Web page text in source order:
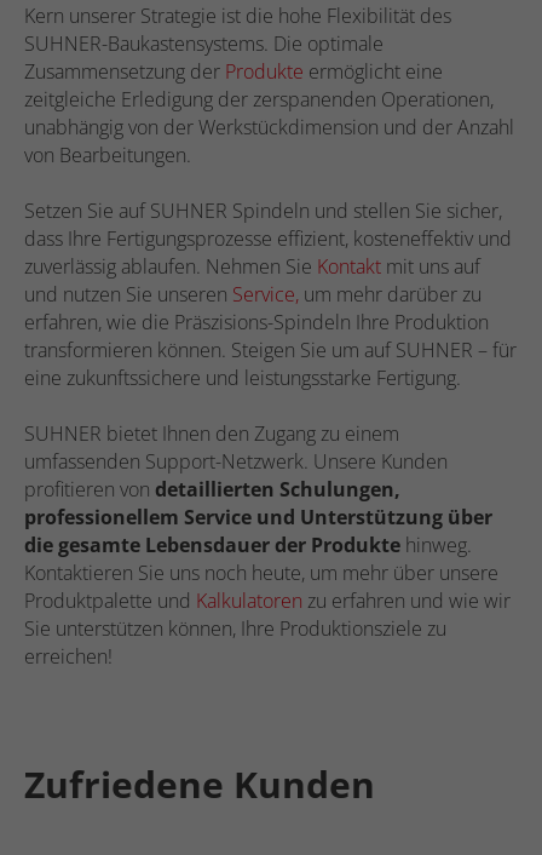
Kern unserer Strategie ist die hohe Flexibilität des
SUHNER-Baukastensystems. Die optimale
Zusammensetzung der Produkte ermöglicht eine
zeitgleiche Erledigung der zerspanenden Operationen,
unabhängig von der Werkstückdimension und der Anzahl
von Bearbeitungen.
Setzen Sie auf SUHNER Spindeln und stellen Sie sicher,
dass Ihre Fertigungsprozesse effizient, kosteneffektiv und
zuverlässig ablaufen. Nehmen Sie Kontakt mit uns auf
und nutzen Sie unseren Service, um mehr darüber zu
erfahren, wie die Präszisions-Spindeln Ihre Produktion
transformieren können. Steigen Sie um auf SUHNER – für
eine zukunftssichere und leistungsstarke Fertigung.
SUHNER bietet Ihnen den Zugang zu einem
umfassenden Support-Netzwerk. Unsere Kunden
profitieren von detaillierten Schulungen,
professionellem Service und Unterstützung über
die gesamte Lebensdauer der Produkte hinweg.
Kontaktieren Sie uns noch heute, um mehr über unsere
Produktpalette und Kalkulatoren zu erfahren und wie wir
Sie unterstützen können, Ihre Produktionsziele zu
erreichen!
Zufriedene Kunden